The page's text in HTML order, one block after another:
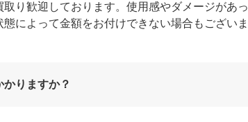
り歓迎しております。使用感やダメージがあ
によって金額をお付けできない場合もございま
りますか？